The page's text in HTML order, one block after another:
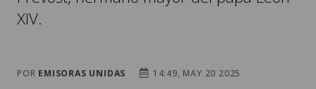
XIV.
POR EMISORAS UNIDAS
14:49, MAY 20 2025